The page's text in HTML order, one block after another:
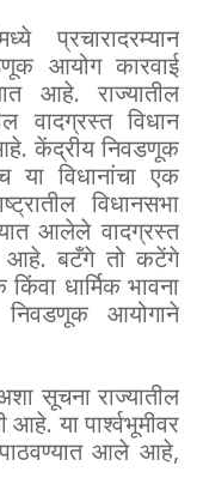
प्रचारादरम्यान
आयोग कारवाई
आहे. राज्यातील
वादग्रस्त विधान
केंद्रीय निवडणूक
या विधानांचा एक
विधानसभा
आलेले वादग्रस्त
आहे. बटँगे तो कटेंगे
धार्मिक भावना
निवडणूक आयोगाने
सूचना राज्यातील
या पार्श्वभूमीवर
आले आहे,